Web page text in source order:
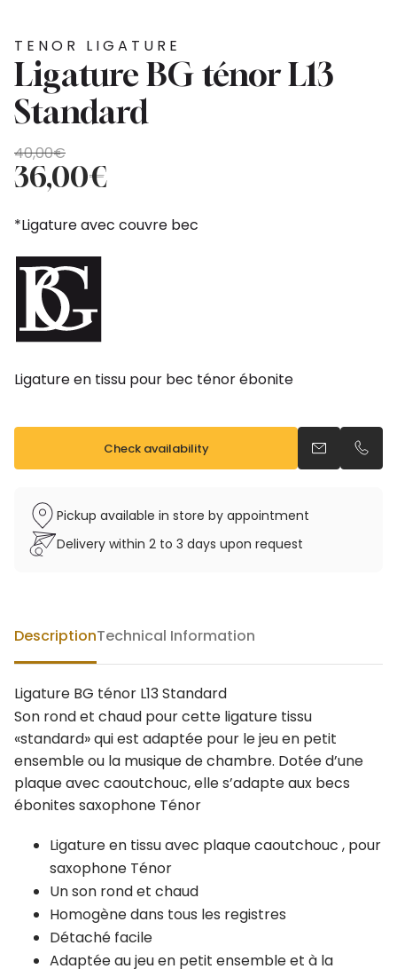
TENOR LIGATURE
Ligature BG ténor L13
Standard
40,00€
Original
price
was:
40,00€.
36,00€
Current
price
is:
36,00€.
*Ligature avec couvre bec
Ligature en tissu pour bec ténor ébonite
Check availability Send anCall
Pickup available in store by appointment
Delivery within 2 to 3 days upon request
DescriptionTechnical Information
Ligature BG ténor L13 Standard
Son rond et chaud pour cette ligature tissu
«standard» qui est adaptée pour le jeu en petit
ensemble ou la musique de chambre. Dotée d’une
plaque avec caoutchouc, elle s’adapte aux becs
ébonites saxophone Ténor
Ligature en tissu avec plaque caoutchouc , pour
saxophone Ténor
Un son rond et chaud
Homogène dans tous les registres
Détaché facile
Adaptée au jeu en petit ensemble et à la